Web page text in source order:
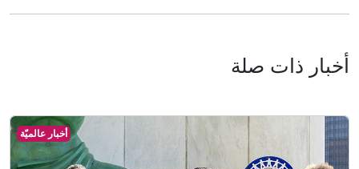
أخبار ذات صلة
أخبار عالميّة